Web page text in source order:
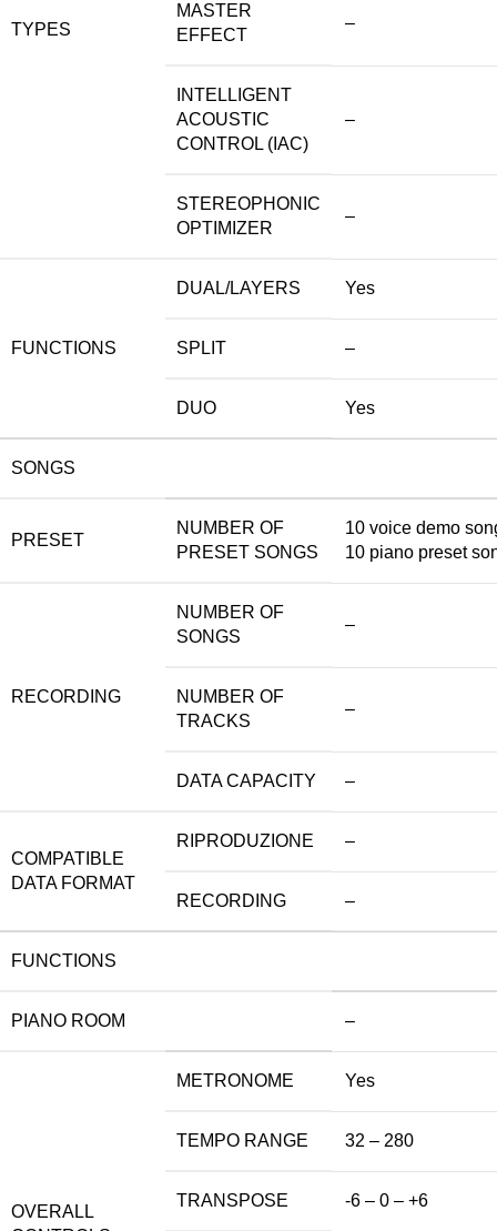
TYPES
MASTER
EFFECT
–
INTELLIGENT
ACOUSTIC
CONTROL (IAC)
–
STEREOPHONIC
OPTIMIZER
–
FUNCTIONS
DUAL/LAYERS Yes
SPLIT –
DUO Yes
SONGS
PRESET
NUMBER OF
PRESET SONGS
10 voice demo
10 piano preset
RECORDING
NUMBER OF
SONGS
–
NUMBER OF
TRACKS
–
DATA CAPACITY –
COMPATIBLE
DATA FORMAT
RIPRODUZIONE –
RECORDING –
FUNCTIONS
PIANO ROOM –
OVERALL
METRONOME Yes
TEMPO RANGE 32 – 280
TRANSPOSE -6 – 0 – +6